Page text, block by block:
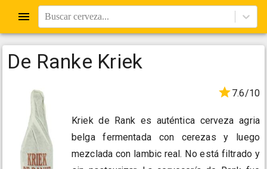
Buscar cerveza...
De Ranke Kriek
7.6/10
Kriek de Rank es auténtica cerveza agria
belga fermentada con cerezas y luego
mezclada con lambic real. No está filtrado y